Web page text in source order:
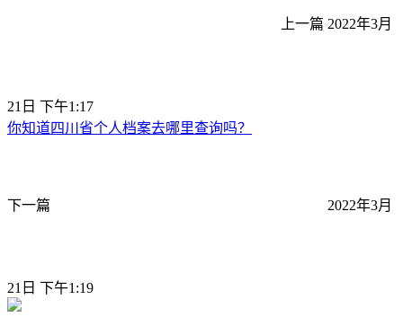
上一篇 2022年3月
21日 下午1:17
你知道四川省个人档案去哪里查询吗？
下一篇 2022年3月
21日 下午1:19